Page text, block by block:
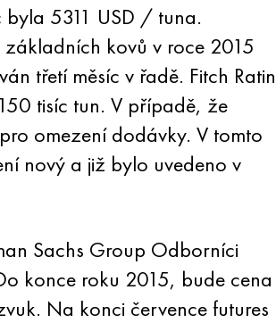
5311 USD / tuna.
kovů v roce 2015
třetí měsíc v řadě. Fitch
tisíc tun. V případě, že
omezení dodávky. V tomto
nový a již bylo uvedeno v
Sachs Group Odborníci
konce roku 2015, bude cena
Na konci července futures